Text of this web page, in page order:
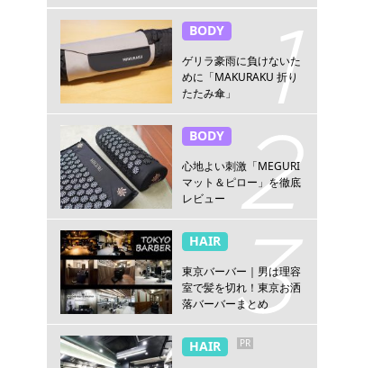
BODY
ゲリラ豪雨に負けないた
めに「MAKURAKU 折り
たたみ傘」
BODY
心地よい刺激「MEGURI
マット＆ピロー」を徹底
レビュー
HAIR
東京バーバー｜男は理容
室で髪を切れ！東京お洒
落バーバーまとめ
HAIR PR